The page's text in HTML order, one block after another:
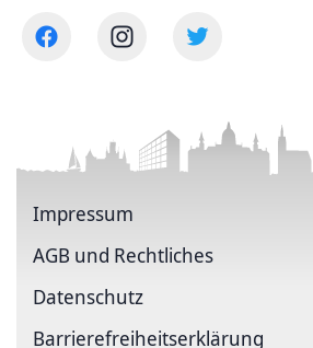
Impressum
AGB und Rechtliches
Datenschutz
Barriere­freiheits­erklärung